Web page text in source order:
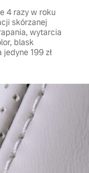
4 razy w roku
skórzanej
wytarcia
blask
199 zł